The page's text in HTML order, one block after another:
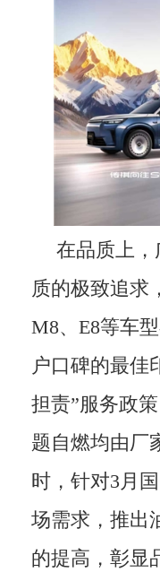
在品质上，
质的极致追求
M8、E8等车
户口碑的最佳
担责”服务政
题自燃均由厂
时，针对3月
场需求，推出
的提高，彰显